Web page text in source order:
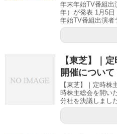
年末年始TV番組出
年）が発表 1月5
年始TV番組出演者
【東芝】｜
開催について
【東芝】｜定時
時株主総会を開い
分社を決議しまし